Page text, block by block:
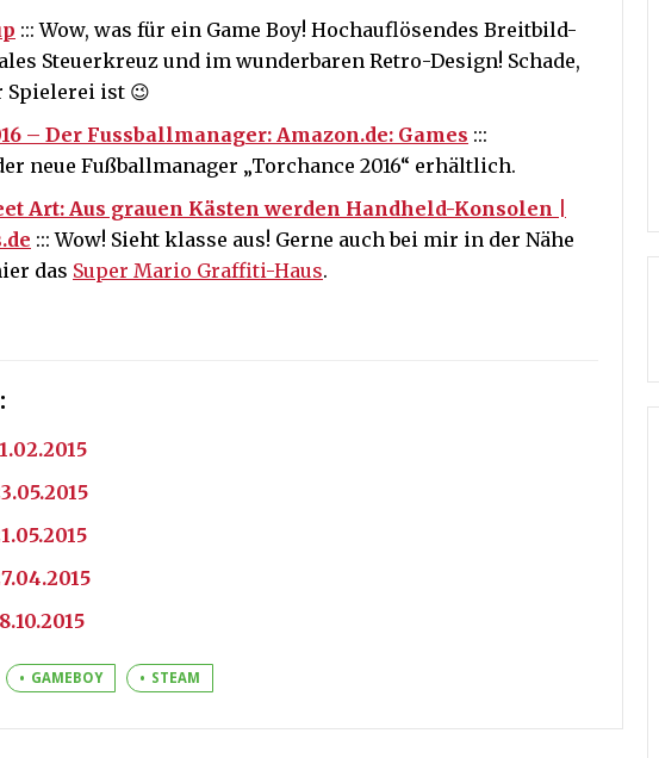
::: Wow, was für ein Game Boy! Hochauflösendes Breitbild-
Steuerkreuz und im wunderbaren Retro-Design! Schade,
Spielerei ist 😉
– Der Fussballmanager: Amazon.de: Games :::
neue Fußballmanager „Torchance 2016“ erhältlich.
Art: Aus grauen Kästen werden Handheld-Konsolen |
::: Wow! Sieht klasse aus! Gerne auch bei mir in der Nähe
das Super Mario Graffiti-Haus.
GAMEBOY STEAM